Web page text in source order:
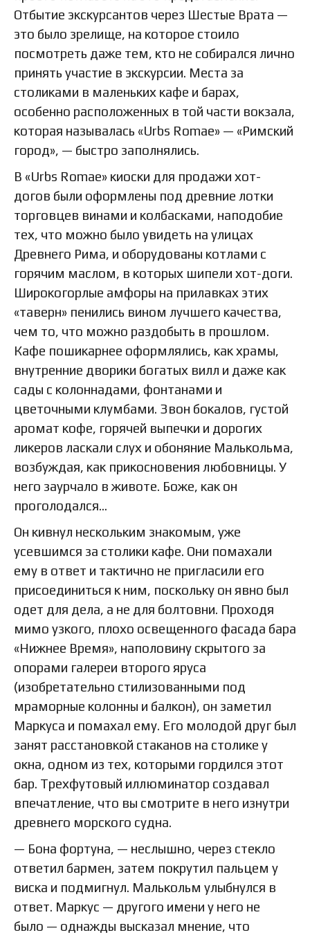
Отбытие экскурсантов через Шестые Врата —
это было зрелище, на которое стоило
посмотреть даже тем, кто не собирался лично
принять участие в экскурсии. Места за
столиками в маленьких кафе и барах,
особенно расположенных в той части вокзала,
которая называлась «Urbs Romae» — «Римский
город», — быстро заполнялись.
В «Urbs Romae» киоски для продажи хот-
догов были оформлены под древние лотки
торговцев винами и колбасками, наподобие
тех, что можно было увидеть на улицах
Древнего Рима, и оборудованы котлами с
горячим маслом, в которых шипели хот-доги.
Широкогорлые амфоры на прилавках этих
«таверн» пенились вином лучшего качества,
чем то, что можно раздобыть в прошлом.
Кафе пошикарнее оформлялись, как храмы,
внутренние дворики богатых вилл и даже как
сады с колоннадами, фонтанами и
цветочными клумбами. Звон бокалов, густой
аромат кофе, горячей выпечки и дорогих
ликеров ласкали слух и обоняние Малькольма,
возбуждая, как прикосновения любовницы. У
него заурчало в животе. Боже, как он
проголодался…
Он кивнул нескольким знакомым, уже
усевшимся за столики кафе. Они помахали
ему в ответ и тактично не пригласили его
присоединиться к ним, поскольку он явно был
одет для дела, а не для болтовни. Проходя
мимо узкого, плохо освещенного фасада бара
«Нижнее Время», наполовину скрытого за
опорами галереи второго яруса
(изобретательно стилизованными под
мраморные колонны и балкон), он заметил
Маркуса и помахал ему. Его молодой друг был
занят расстановкой стаканов на столике у
окна, одном из тех, которыми гордился этот
бар. Трехфутовый иллюминатор создавал
впечатление, что вы смотрите в него изнутри
древнего морского судна.
— Бона фортуна, — неслышно, через стекло
ответил бармен, затем покрутил пальцем у
виска и подмигнул. Малькольм улыбнулся в
ответ. Маркус — другого имени у него не
было — однажды высказал мнение, что